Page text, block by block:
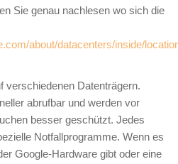
Sie genau nachlesen wo sich die
about/datacenters/inside/
verschiedenen Datenträgern.
abrufbar und werden vor
besser geschützt. Jedes
Notfallprogramme. Wenn es
Google-Hardware gibt oder eine